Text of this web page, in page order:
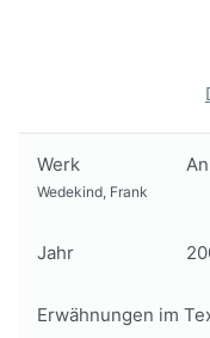
Werk
Wedekind, Frank
Jahr
Erwähnungen im